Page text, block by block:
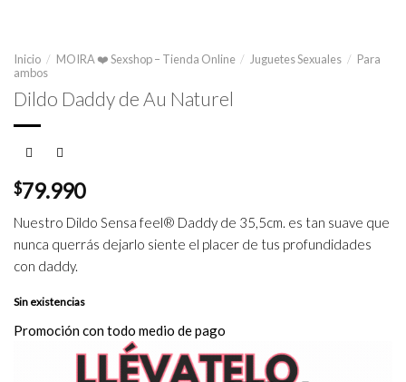
Inicio / MOIRA ❤️ Sexshop – Tienda Online / Juguetes Sexuales / Para
ambos
Dildo Daddy de Au Naturel
$79.990
Nuestro Dildo Sensa feel® Daddy de 35,5cm. es tan suave que
nunca querrás dejarlo siente el placer de tus profundidades
con daddy.
Sin existencias
Promoción con todo medio de pago